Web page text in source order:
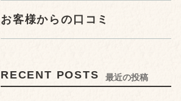
お客様からの口コミ
RECENT POSTS 最近の投稿